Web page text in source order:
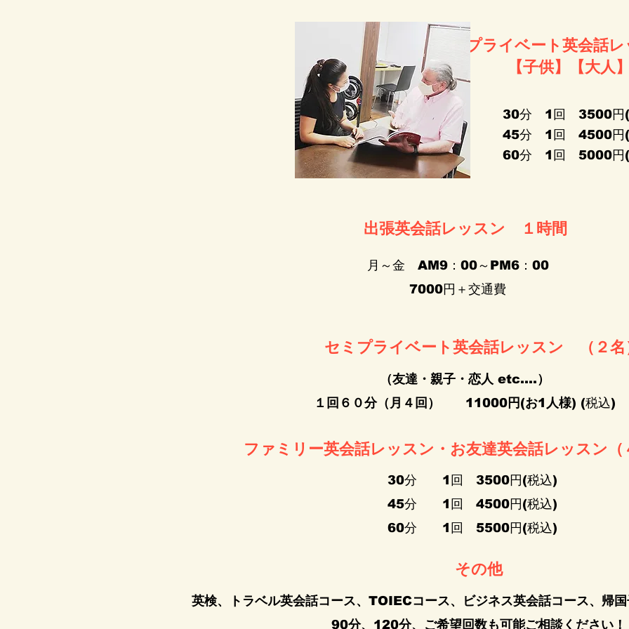
プライベート英会話
【​子供】【大人
30分 1回 3500円(
45分 1回 4500円(
60分 1回 5000円(
出張英会話レッスン １時間
月～金 AM9：00～PM6：00
7000円＋交通費
セミプライベート英会話レッスン （２名
（友達・親子・恋人 etc.…）
１回６０分（月４回） 11000円(お1人様) (税込)
ファミリー英会話レッスン・お友達英会話レッスン（
30分 1回 3500円(税込)
45分 1回 4500円(税込)
60分 1回 5500円(税込)
その他
英検、トラベル英会話コース、TOIECコース、ビジネス英会話コース、帰
90分、120分、ご希望回数も可能ご相談ください！